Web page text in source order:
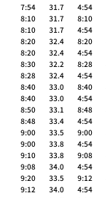
8:10	31.7 	8:10	31.7 	8:06	31.3
8:20	32.4 	8:20	32.4 	8:15	31.7
8:30	32.2 	8:28	32.4 	8:22	32.1
8:40	33.0 	8:40	33.0 	8:31	32.2
8:50	33.1 	8:48	33.4 	8:45	32.7
9:00	33.5 	9:00	33.8 	8:51	33.2
9:10	33.8 	9:08	34.0 	9:04	33.4
9:20	33.5 	9:12	34.0 	9:19	33.4